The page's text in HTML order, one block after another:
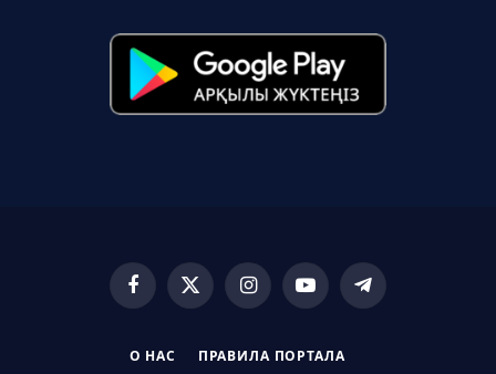
Facebook
X
InstagramYouTubeTelegram
О НАС ПРАВИЛА ПОРТАЛА